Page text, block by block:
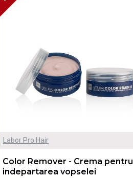
Labor Pro Hair
Color Remover - Crema pentru
indepartarea vopselei